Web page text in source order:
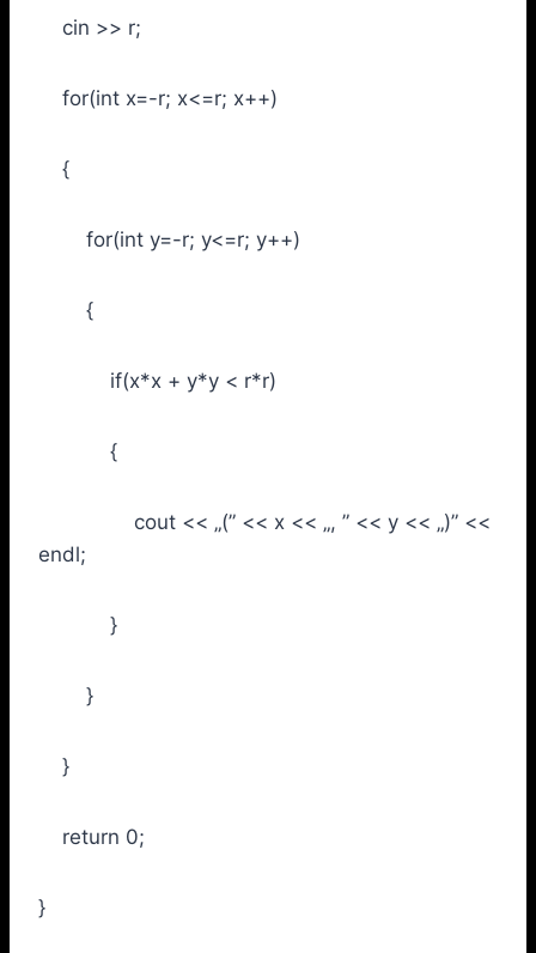
cin >> r;
for(int x=-r; x<=r; x++)
{
for(int y=-r; y<=r; y++)
{
if(x*x + y*y < r*r)
{
cout << „(” << x << „, ” << y << „)” <<
endl;
}
}
}
return 0;
}